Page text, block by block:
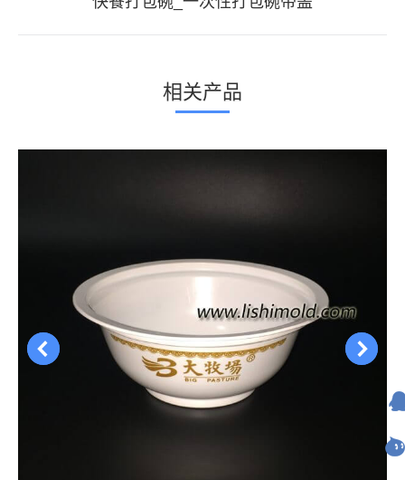
目：
相关产品